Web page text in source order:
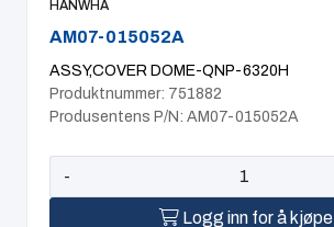
HANWHA
AM07-015052A
ASSY,COVER DOME-QNP-6320H
Produktnummer: 751882
Produsentens P/N: AM07-015052A
-
Logg inn for å kjøpe